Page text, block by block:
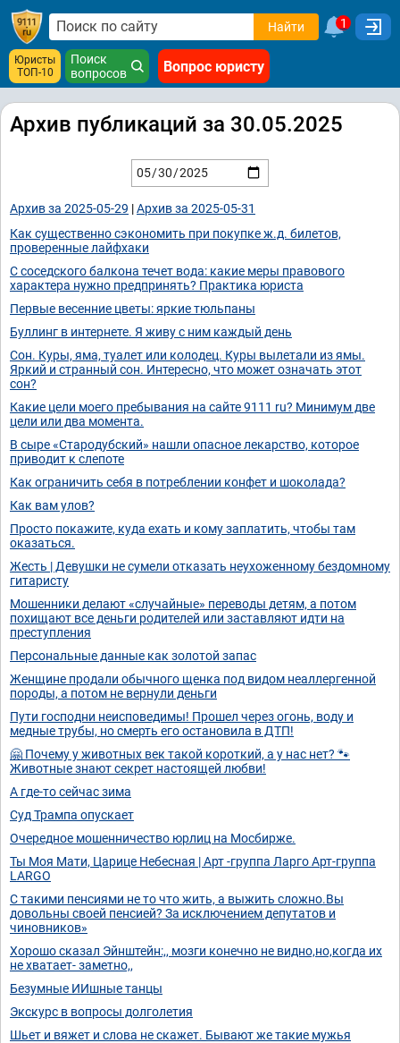
Найти 1
Юристы
ТОП-10
Поиск
вопросов
Вопрос юристу
Архив публикаций за 30.05.2025
Архив за 2025-05-29 |Архив за 2025-05-31
Как существенно сэкономить при покупке ж.д. билетов,
проверенные лайфхаки
С соседского балкона течет вода: какие меры правового
характера нужно предпринять? Практика юриста
Первые весенние цветы: яркие тюльпаны
Буллинг в интернете. Я живу с ним каждый день
Сон. Куры, яма, туалет или колодец. Куры вылетали из ямы.
Яркий и странный сон. Интересно, что может означать этот
сон?
Какие цели моего пребывания на сайте 9111 ru? Минимум две
цели или два момента.
В сыре «Стародубский» нашли опасное лекарство, которое
приводит к слепоте
Как ограничить себя в потреблении конфет и шоколада?
Как вам улов?
Просто покажите, куда ехать и кому заплатить, чтобы там
оказаться.
Жесть | Девушки не сумели отказать неухоженному бездомному
гитаристу
Мошенники делают «случайные» переводы детям, а потом
похищают все деньги родителей или заставляют идти на
преступления
Персональные данные как золотой запас
Женщине продали обычного щенка под видом неаллергенной
породы, а потом не вернули деньги
Пути господни неисповедимы! Прошел через огонь, воду и
медные трубы, но смерть его остановила в ДТП!
🤗 Почему у животных век такой короткий, а у нас нет? 🐾
Животные знают секрет настоящей любви!
А где-то сейчас зима
Суд Трампа опускает
Очередное мошенничество юрлиц на Мосбирже.
Ты Моя Мати, Царице Небесная | Арт -группа Ларго Арт-группа
LARGO
С такими пенсиями не то что жить, а выжить сложно.Вы
довольны своей пенсией? За исключением депутатов и
чиновников»
Хорошо сказал Эйнштейн:,, мозги конечно не видно,но,когда их
не хватает- заметно,,
Безумные ИИшные танцы
Экскурс в вопросы долголетия
Шьет и вяжет и слова не скажет. Бывают же такие мужья